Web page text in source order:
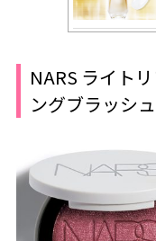
NARS ライト
ングブラッシュ